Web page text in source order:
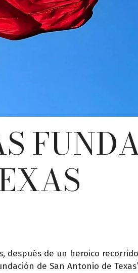
después de un heroico
de San Antonio de